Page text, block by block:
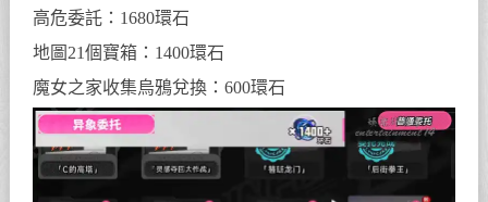
高危委託：1680環石
地圖21個寶箱：1400環石
魔女之家收集烏鴉兌換：600環石